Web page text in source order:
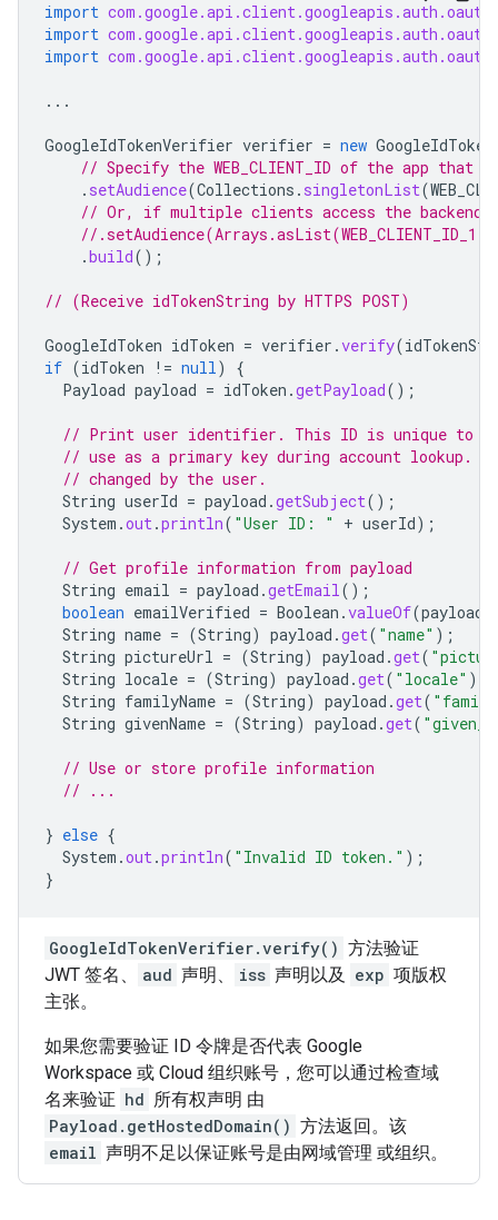
import
import
import
...
GoogleIdTokenVerifier verifier = new
// Specify the WEB_CLIENT_ID of the app that
. setAudience(Collections . singletonList(
// Or, if multiple clients access the backend:
//.setAudience(Arrays.asList(WEB_CLIENT_ID_1,
.build();
// (Receive idTokenString by HTTPS POST)
GoogleIdToken idToken = verifier .verify(
if (idToken != null)
{
Payload payload = idToken .getPayload();
// Print user identifier. This ID is unique to
// use as a primary key during account lookup.
// changed by the user.
String userId = payload .getSubject();
System .out.println( "User ID: " + userId);
// Get profile information from payload
String email = payload .getEmail();
boolean emailVerified = Boolean .valueOf(payload
String name = (String) payload .get( "name" );
String pictureUrl = (String) payload .get(
String locale = (String) payload .get( "locale" );
String familyName = (String) payload .get(
String givenName = (String) payload .get(
// Use or store profile information
// ...
} else {
System .out.println( "Invalid ID token." );
}
GoogleIdTokenVerifier.verify() 方法验证
JWT 签名、
aud 声明、 iss 声明以及 exp 项版权
主张。
如果您需要验证 ID 令牌是否代表 Google
Workspace 或 Cloud 组织账号，您可以通过检查域
名来验证 hd 所有权声明 由
Payload.getHostedDomain() 方法返回。该
email 声明不足以保证账号是由网域管理 或组织。